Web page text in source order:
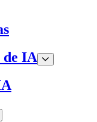
de IA